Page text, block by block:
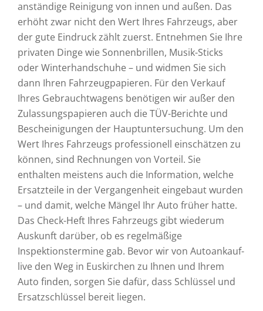
anständige Reinigung von innen und außen. Das
erhöht zwar nicht den Wert Ihres Fahrzeugs, aber
der gute Eindruck zählt zuerst. Entnehmen Sie Ihre
privaten Dinge wie Sonnenbrillen, Musik-Sticks
oder Winterhandschuhe – und widmen Sie sich
dann Ihren Fahrzeugpapieren. Für den Verkauf
Ihres Gebrauchtwagens benötigen wir außer den
Zulassungspapieren auch die TÜV-Berichte und
Bescheinigungen der Hauptuntersuchung. Um den
Wert Ihres Fahrzeugs professionell einschätzen zu
können, sind Rechnungen von Vorteil. Sie
enthalten meistens auch die Information, welche
Ersatzteile in der Vergangenheit eingebaut wurden
– und damit, welche Mängel Ihr Auto früher hatte.
Das Check-Heft Ihres Fahrzeugs gibt wiederum
Auskunft darüber, ob es regelmäßige
Inspektionstermine gab. Bevor wir von Autoankauf-
live den Weg in Euskirchen zu Ihnen und Ihrem
Auto finden, sorgen Sie dafür, dass Schlüssel und
Ersatzschlüssel bereit liegen.